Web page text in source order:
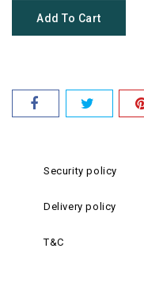
Add To Cart
Security policy
Delivery policy
T&C